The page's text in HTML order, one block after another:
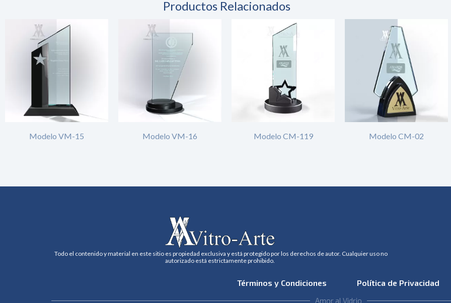
Productos Relacionados
Modelo VM-15 Modelo VM-16 Modelo CM-119 Modelo CM-02
Todo el contenido y material en este sitio es propiedad exclusiva y está protegido por los derechos de autor. Cualquier uso no
autorizado está estrictamente prohibido.
Términos y Condiciones Política de Privacidad
Amor al Vidrio